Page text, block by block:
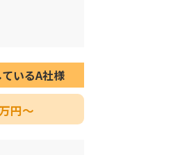
いるA社様
万円〜